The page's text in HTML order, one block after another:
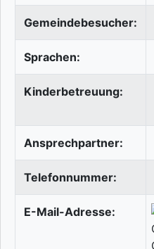
Gemeindebesucher:
Sprachen:
Kinderbetreuung:
Ansprechpartner:
Telefonnummer:
E-Mail-Adresse: